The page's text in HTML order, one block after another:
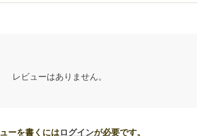
レビューはありません。
ーを書くにはログインが必要です。